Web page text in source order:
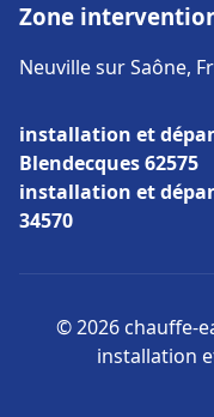
Zone
Neuville sur Saône,
installation et
Blendecques 62575
installation et
34570
© 2026 chauffe-
installation